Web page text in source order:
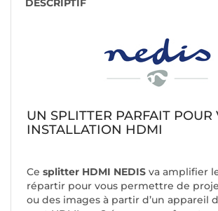
DESCRIPTIF
UN SPLITTER PARFAIT POUR
INSTALLATION HDMI
Ce splitter HDMI NEDIS va amplifier
répartir pour vous permettre de
ou des images à partir d’un appareil